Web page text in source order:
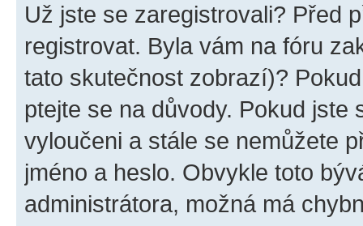
Už jste se zaregistrovali? Před
registrovat. Byla vám na fóru
tato skutečnost zobrazí)?
ptejte se na důvody. Pokud jste
vyloučeni a stále se nemůžete
jméno a heslo. Obvykle toto
administrátora, možná má